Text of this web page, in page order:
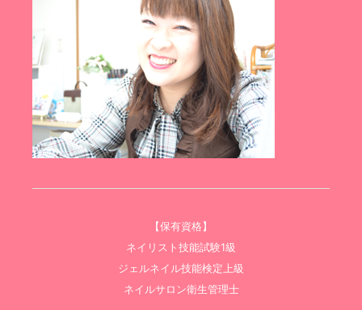
【保有資格】
ネイリスト技能試験1級
ジェルネイル技能検定上級
ネイルサロン衛生管理士